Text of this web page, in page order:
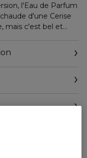
l'Eau de Parfum
d'une Cerise
mais c'est bel et